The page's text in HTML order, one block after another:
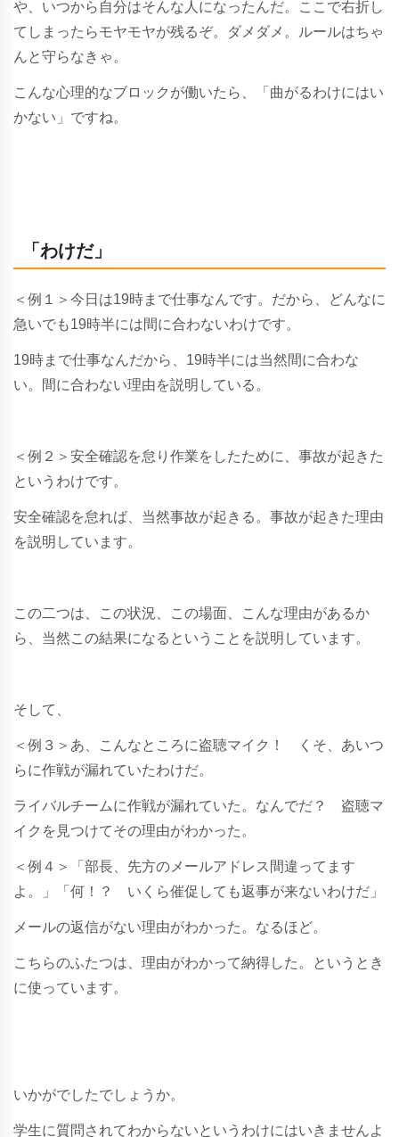
や、いつから自分はそんな人になったんだ。ここで右折し
てしまったらモヤモヤが残るぞ。ダメダメ。ルールはちゃ
んと守らなきゃ。
こんな心理的なブロックが働いたら、「曲がるわけにはい
かない」ですね。
「わけだ」
＜例１＞今日は19時まで仕事なんです。だから、どんなに
急いでも19時半には間に合わないわけです。
19時まで仕事なんだから、19時半には当然間に合わな
い。間に合わない理由を説明している。
＜例２＞安全確認を怠り作業をしたために、事故が起きた
というわけです。
安全確認を怠れば、当然事故が起きる。事故が起きた理由
を説明しています。
この二つは、この状況、この場面、こんな理由があるか
ら、当然この結果になるということを説明しています。
そして、
＜例３＞あ、こんなところに盗聴マイク！ くそ、あいつ
らに作戦が漏れていたわけだ。
ライバルチームに作戦が漏れていた。なんでだ？ 盗聴マ
イクを見つけてその理由がわかった。
＜例４＞「部長、先方のメールアドレス間違ってます
よ。」「何！？ いくら催促しても返事が来ないわけだ」
メールの返信がない理由がわかった。なるほど。
こちらのふたつは、理由がわかって納得した。というとき
に使っています。
いかがでしたでしょうか。
学生に質問されてわからないというわけにはいきませんよ